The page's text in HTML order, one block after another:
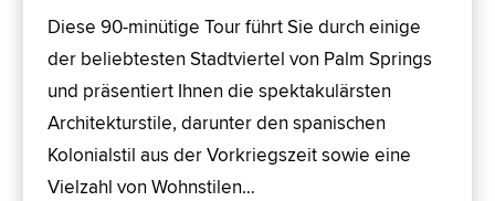
Diese 90-minütige Tour führt Sie durch einige
der beliebtesten Stadtviertel von Palm Springs
und präsentiert Ihnen die spektakulärsten
Architekturstile, darunter den spanischen
Kolonialstil aus der Vorkriegszeit sowie eine
Vielzahl von Wohnstilen…